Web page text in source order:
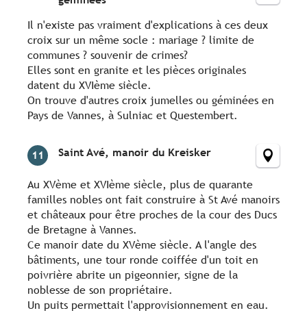
Il n'existe pas vraiment d'explications à ces deux
croix sur un même socle : mariage ? limite de
communes ? souvenir de crimes?
Elles sont en granite et les pièces originales
datent du XVIème siècle.
On trouve d'autres croix jumelles ou géminées en
Pays de Vannes, à Sulniac et Questembert.
11 Saint Avé, manoir du Kreisker
Au XVème et XVIème siècle, plus de quarante
familles nobles ont fait construire à St Avé manoirs
et châteaux pour être proches de la cour des Ducs
de Bretagne à Vannes.
Ce manoir date du XVème siècle. A l'angle des
bâtiments, une tour ronde coiffée d'un toit en
poivrière abrite un pigeonnier, signe de la
noblesse de son propriétaire.
Un puits permettait l'approvisionnement en eau.